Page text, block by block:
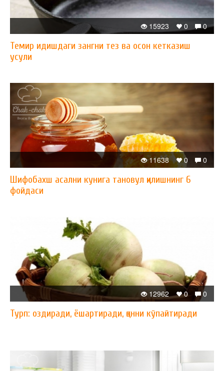
0
0
15923
Темир идишдаги зангни тез ва осон кетказиш
усули
0
0
11638
Шифобахш асални кунига тановул қилишнинг 6
фойдаси
0
0
12962
Турп: оздиради, ёшартиради, қонни кўпайтиради